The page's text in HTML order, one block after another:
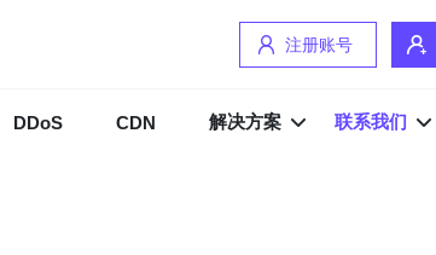
注册账号
DDoS CDN 解决方案 联系我们